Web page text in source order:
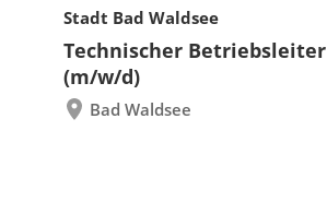
Stadt Bad Waldsee
Technischer Betriebsleiter
(m/w/d)
Bad Waldsee